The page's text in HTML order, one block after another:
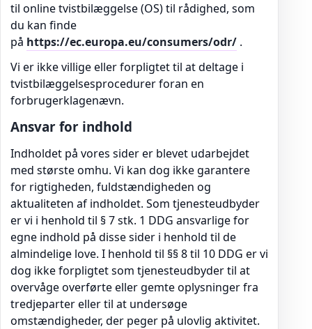
til online tvistbilæggelse (OS) til rådighed, som
du kan finde
på https://ec.europa.eu/consumers/odr/ .
Vi er ikke villige eller forpligtet til at deltage i
tvistbilæggelsesprocedurer foran en
forbrugerklagenævn.
Ansvar for indhold
Indholdet på vores sider er blevet udarbejdet
med største omhu. Vi kan dog ikke garantere
for rigtigheden, fuldstændigheden og
aktualiteten af indholdet. Som tjenesteudbyder
er vi i henhold til § 7 stk. 1 DDG ansvarlige for
egne indhold på disse sider i henhold til de
almindelige love. I henhold til §§ 8 til 10 DDG er vi
dog ikke forpligtet som tjenesteudbyder til at
overvåge overførte eller gemte oplysninger fra
tredjeparter eller til at undersøge
omstændigheder, der peger på ulovlig aktivitet.